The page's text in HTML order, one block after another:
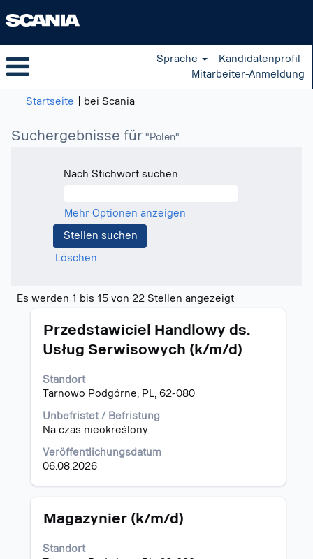
Sprache
Kandidatenprofil
Mitarbeiter-Anmeldung
Startseite bei Scania(aktuelle
Suchergebnisse für "Polen".
Nach Stichwort suchen
Mehr Optionen anzeigen
Löschen
Es werden 1 bis 15 von 22 Stellen angezeigt
"Polen".
werden
Stellenbezeichnung
Przedstawiciel Handlowy ds.
Usług Serwisowych (k/m/d)
Standort
Tarnowo Podgórne, PL, 62-080
Unbefristet / Befristung
Na czas nieokreślony
Veröffentlichungsdatum
06.08.2026
Drücken
die
um
die
Stelleninformationen
vollständig
Stellenbezeichnung
Magazynier (k/m/d)
Standort
Drücken
die
Leertaste,